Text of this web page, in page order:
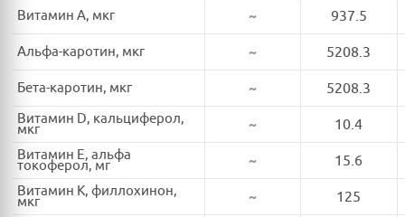
Витамин A, мкг ~ 937.5
Альфа-каротин, мкг ~ 5208.3
Бета-каротин, мкг ~ 5208.3
Витамин D, кальциферол,
мкг ~ 10.4
Витамин E, альфа
токоферол, мг ~ 15.6
Витамин K, филлохинон,
мкг ~ 125